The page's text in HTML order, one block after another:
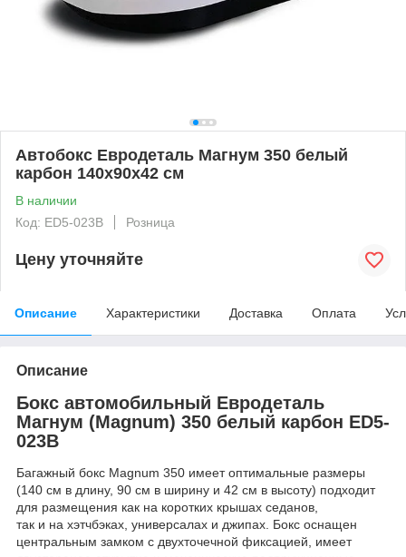
Автобокс Евродеталь Магнум 350 белый
карбон 140x90x42 см
В наличии
Код: ED5-023B
Розница
Цену уточняйте
Описание Характеристики Доставка Оплата
Описание
Бокс автомобильный Евродеталь
Магнум (Magnum) 350 белый карбон ED5-
023B
Багажный бокс Magnum 350 имеет оптимальные размеры
(140 см в длину, 90 см в ширину и 42 см в высоту) подходит
для размещения как на коротких крышах седанов,
так и на хэтчбэках, универсалах и джипах. Бокс оснащен
центральным замком c двухточечной фиксацией, имеет